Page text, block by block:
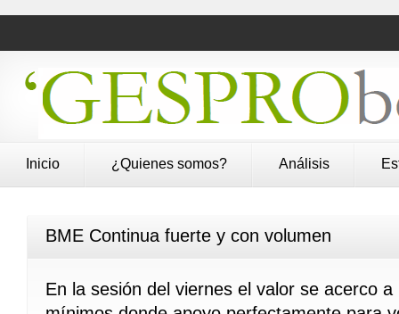
Inicio ¿Quienes somos? Análisis
BME Continua fuerte y con volumen
En la sesión del viernes el valor se acerco